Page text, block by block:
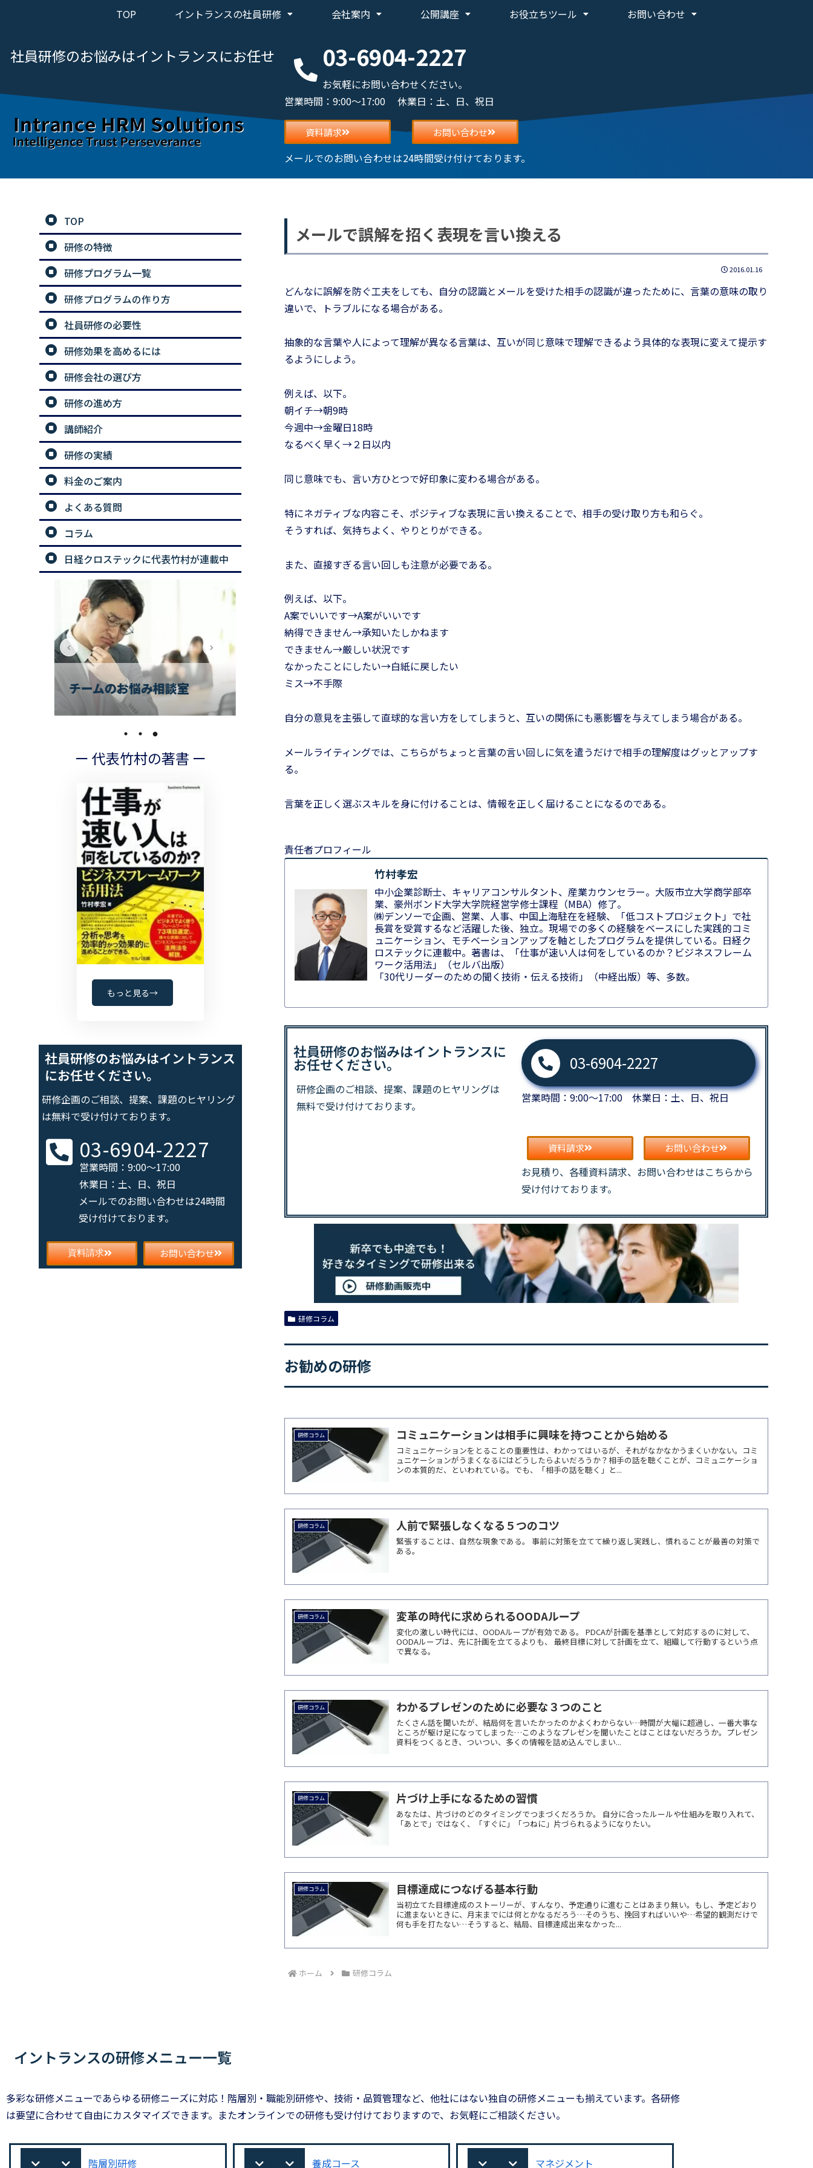
TOP イントランスの社員研修 会社案内 公開講座 お役立ちツール お問い合わせ
社員研修のお悩みはイントランスにお任せ 03-6904-2227
お気軽にお問い合わせください。
営業時間：9:00～17:00 休業日：土、日、祝日
資料請求 お問い合わせ
メールでのお問い合わせは24時間受け付けております。
メールで誤解を招く表現を言い換える
2016.01.16
どんなに誤解を防ぐ工夫をしても、自分の認識とメールを受けた相手の認識が違ったために、言葉の意味の取り
違いで、トラブルになる場合がある。
抽象的な言葉や人によって理解が異なる言葉は、互いが同じ意味で理解できるよう具体的な表現に変えて提示す
るようにしよう。
例えば、以下。
朝イチ→朝9時
今週中→金曜日18時
なるべく早く→２日以内
同じ意味でも、言い方ひとつで好印象に変わる場合がある。
特にネガティブな内容こそ、ポジティブな表現に言い換えることで、相手の受け取り方も和らぐ。
そうすれば、気持ちよく、やりとりができる。
また、直接すぎる言い回しも注意が必要である。
例えば、以下。
A案でいいです→A案がいいです
納得できません→承知いたしかねます
できません→厳しい状況です
なかったことにしたい→白紙に戻したい
ミス→不手際
自分の意見を主張して直球的な言い方をしてしまうと、互いの関係にも悪影響を与えてしまう場合がある。
メールライティングでは、こちらがちょっと言葉の言い回しに気を遣うだけで相手の理解度はグッとアップす
る。
言葉を正しく選ぶスキルを身に付けることは、情報を正しく届けることになるのである。
責任者プロフィール
竹村孝宏
中小企業診断士、キャリアコンサルタント、産業カウンセラー。大阪市立大学商学部卒
業、豪州ボンド大学大学院経営学修士課程（MBA）修了。
㈱デンソーで企画、営業、人事、中国上海駐在を経験、「低コストプロジェクト」で社
長賞を受賞するなど活躍した後、独立。現場での多くの経験をベースにした実践的コミ
ュニケーション、モチベーションアップを軸としたプログラムを提供している。日経ク
ロステックに連載中。著書は、「仕事が速い人は何をしているのか？ビジネスフレーム
ワーク活用法」（セルバ出版）
「30代リーダーのための聞く技術・伝える技術」（中経出版）等、多数。
社員研修のお悩みはイントランスに
お任せください。
研修企画のご相談、提案、課題のヒヤリングは
無料で受け付けております。
03-6904-2227
営業時間：9:00～17:00 休業日：土、日、祝日
資料請求 お問い合わせ
お見積り、各種資料請求、お問い合わせはこちらから
受け付けております。
研修コラム
お勧めの研修
研修コラム コミュニケーションは相手に興味を持つことから始める
コミュニケーションをとることの重要性は、わかってはいるが、それがなかなかうまくいかない。コミ
ュニケーションがうまくなるにはどうしたらよいだろうか？相手の話を聴くことが、コミュニケーショ
ンの本質的だ、といわれている。でも、「相手の話を聴く」と...
研修コラム 人前で緊張しなくなる５つのコツ
緊張することは、自然な現象である。 事前に対策を立てて繰り返し実践し、慣れることが最善の対策で
ある。
研修コラム 変革の時代に求められるOODAループ
変化の激しい時代には、OODAループが有効である。 PDCAが計画を基準として対応するのに対して、
OODAループは、先に計画を立てるよりも、 最終目標に対して計画を立て、組織して行動するという点
で異なる。
研修コラム わかるプレゼンのために必要な３つのこと
たくさん話を聞いたが、結局何を言いたかったのかよくわからない…時間が大幅に超過し、一番大事な
ところが駆け足になってしまった…このようなプレゼンを聞いたことはことはないだろうか。プレゼン
資料をつくるとき、ついつい、多くの情報を詰め込んでしまい...
研修コラム 片づけ上手になるための習慣
あなたは、片づけのどのタイミングでつまづくだろうか。 自分に合ったルールや仕組みを取り入れて、
「あとで」ではなく、「すぐに」「つねに」片づられるようになりたい。
研修コラム 目標達成につなげる基本行動
当初立てた目標達成のストーリーが、すんなり、予定通りに進むことはあまり無い。もし、予定どおり
に進まないときに、月末までには何とかなるだろう…そのうち、挽回すればいいや…希望的観測だけで
何も手を打たない…そうすると、結局、目標達成出来なかった...
ホーム 研修コラム
TOP
研修の特徴
研修プログラム一覧
研修プログラムの作り方
社員研修の必要性
研修効果を高めるには
研修会社の選び方
研修の進め方
講師紹介
研修の実績
料金のご案内
よくある質問
コラム
日経クロステックに代表竹村が連載中
できるリーダーになるため
の「仕事の道具箱」
リーダーのための問題解決
手法［スピードアップ編］
ー 代表竹村の著書 ー
もっと見る→
社員研修のお悩みはイントランス
にお任せください。
研修企画のご相談、提案、課題のヒヤリング
は無料で受け付けております。
03-6904-2227
営業時間：9:00～17:00
休業日：土、日、祝日
メールでのお問い合わせは24時間
受け付けております。
資料請求 お問い合わせ
イントランスの研修メニュー一覧
多彩な研修メニューであらゆる研修ニーズに対応！階層別・職能別研修や、技術・品質管理など、他社にはない独自の研修メニューも揃えています。各研修
は要望に合わせて自由にカスタマイズできます。またオンラインでの研修も受け付けておりますので、お気軽にご相談ください。
階層別研修 養成コース マネジメント